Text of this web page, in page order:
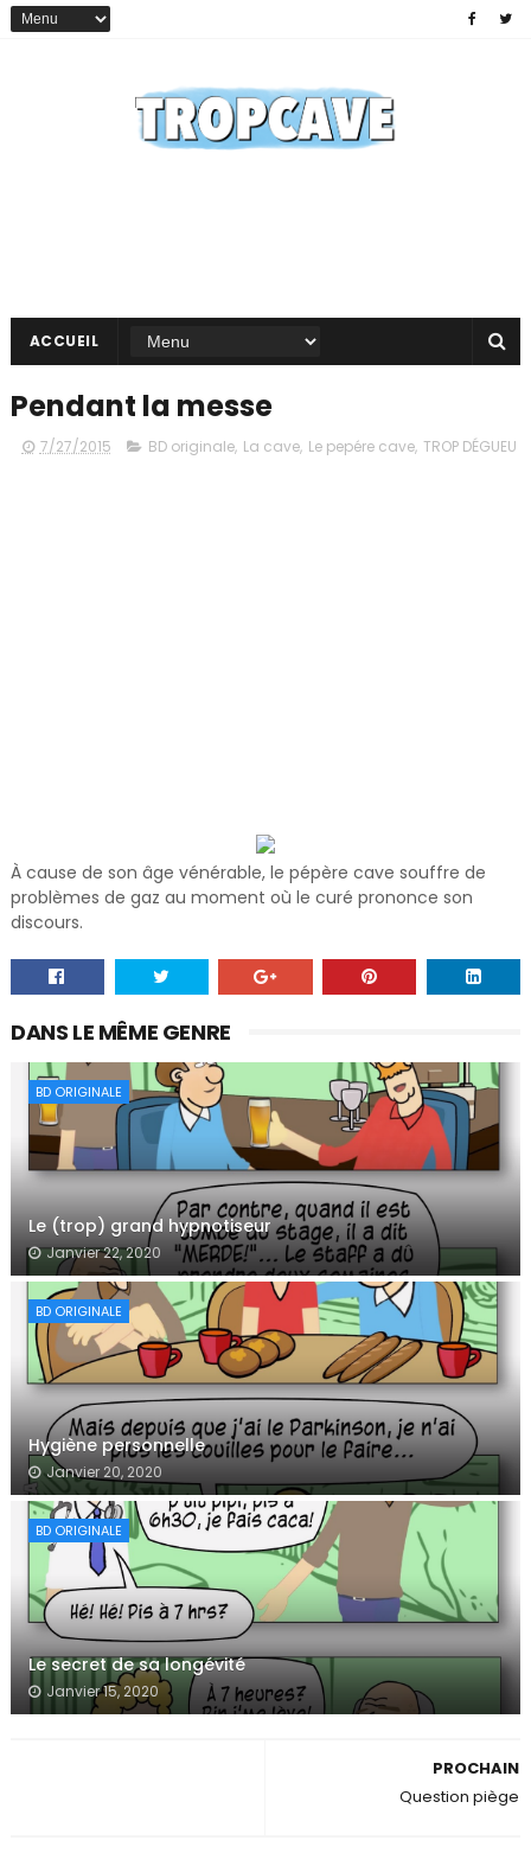
ACCUEIL
Pendant la messe
7/27/2015 BD originale, La cave, Le pepére cave, TROP DÉGUEU
À cause de son âge vénérable, le pépère cave souffre de
problèmes de gaz au moment où le curé prononce son
discours.
DANS LE MÊME GENRE
BD ORIGINALE
Le (trop) grand hypnotiseur
Janvier 22, 2020
BD ORIGINALE
Hygiène personnelle
Janvier 20, 2020
BD ORIGINALE
Le secret de sa longévité
Janvier 15, 2020
PROCHAIN
Question piège